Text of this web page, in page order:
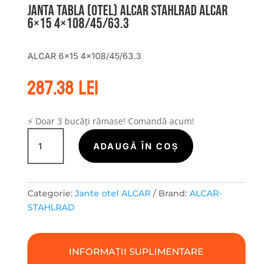
Janta tabla (otel) ALCAR STAHLRAD ALCAR
6×15 4×108/45/63.3
ALCAR 6×15 4×108/45/63.3
287.38lei
⚡ Doar 3 bucăți rămase! Comandă acum!
Cantitate
Janta
tabla
ALCAR
STAHLRAD
6x15
4x108/45/63.3
ADAUGĂ ÎN COȘ
Categorie: Jante otel ALCAR Brand: ALCAR-
STAHLRAD
INFORMAȚII SUPLIMENTARE